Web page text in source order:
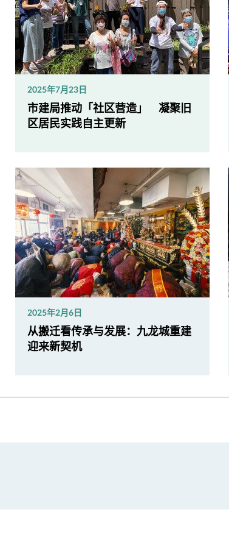
2025年7月23日
市建局推动「社区营造」 凝聚旧
区居民实践自主更新
2025年2月6日
从搬迁看传承与发展：九龙城重建
迎来新契机